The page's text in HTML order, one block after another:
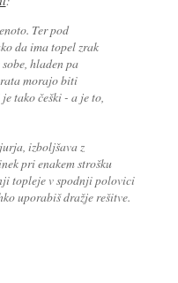
Ter pod
da ima topel zrak
hladen pa
morajo biti
tako češki - a je to,
izboljšava z
pri enakem strošku
topleje v spodnji polovici
uporabiš dražje rešitve.